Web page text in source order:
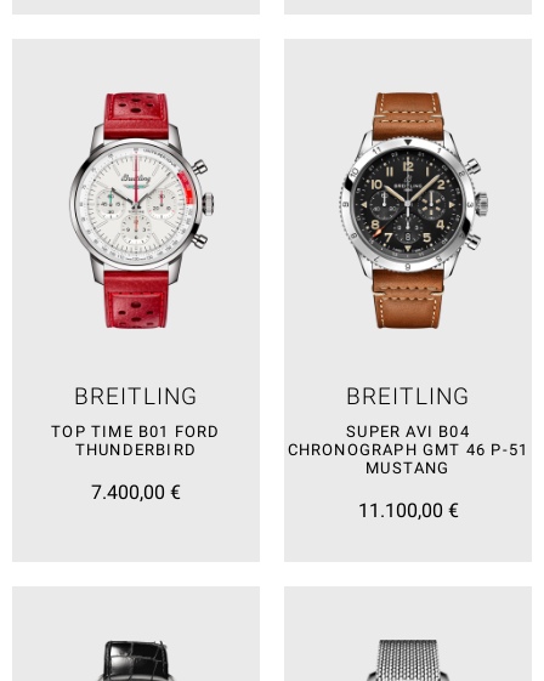
BREITLING
TOP TIME B01 FORD
THUNDERBIRD
7.400,00 €
BREITLING
SUPER AVI B04
CHRONOGRAPH GMT 46 P-51
MUSTANG
11.100,00 €